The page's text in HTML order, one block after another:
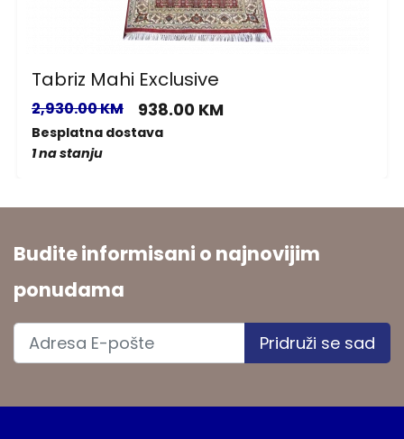
Tabriz Mahi Exclusive
2,930.00 KM 938.00 KM
Besplatna dostava
1 na stanju
Budite informisani o najnovijim
ponudama
Pridruži se sad